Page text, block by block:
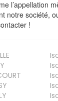
l’appellation
notre société,
!